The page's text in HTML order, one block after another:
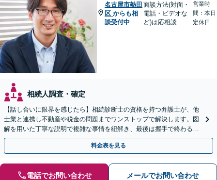
名古屋市熱田
区 からも相
談受付中
面談方法(対面・
電話・ビデオな
ど)は応相談
営業時
間：本日
定休日
相続人調査・確定
【話し合いに限界を感じたら】相続診断士の資格を持つ弁護士が、他
士業と連携し不動産や税金の問題までワンストップで解決します。図
解を用いた丁寧な説明で複雑な事情を紐解き、最後は握手で終わる円
満な解決へ導きます。【東海エリア・神奈川県対応】
料金表を見る
電話でお問い合わせ メールでお問い合わせ